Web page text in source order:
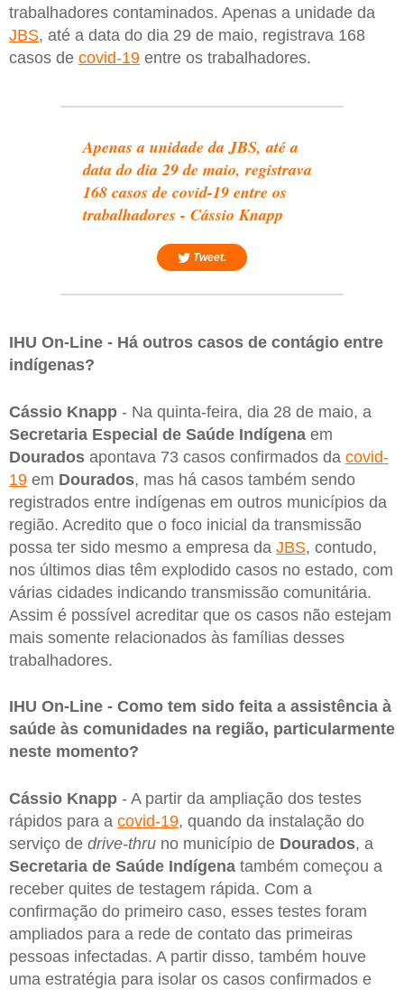
trabalhadores contaminados. Apenas a unidade da
JBS, até a data do dia 29 de maio, registrava 168
casos de covid-19 entre os trabalhadores.
Apenas a unidade da JBS, até a
data do dia 29 de maio, registrava
168 casos de covid-19 entre os
trabalhadores - Cássio Knapp
Tweet.
IHU On-Line - Há outros casos de contágio entre
indígenas?
Cássio Knapp - Na quinta-feira, dia 28 de maio, a
Secretaria Especial de Saúde Indígena em
Dourados apontava 73 casos confirmados da covid-
19 em Dourados, mas há casos também sendo
registrados entre indígenas em outros municípios da
região. Acredito que o foco inicial da transmissão
possa ter sido mesmo a empresa da JBS, contudo,
nos últimos dias têm explodido casos no estado, com
várias cidades indicando transmissão comunitária.
Assim é possível acreditar que os casos não estejam
mais somente relacionados às famílias desses
trabalhadores.
IHU On-Line - Como tem sido feita a assistência à
saúde às comunidades na região, particularmente
neste momento?
Cássio Knapp - A partir da ampliação dos testes
rápidos para a covid-19, quando da instalação do
serviço de drive-thru no município de Dourados, a
Secretaria de Saúde Indígena também começou a
receber quites de testagem rápida. Com a
confirmação do primeiro caso, esses testes foram
ampliados para a rede de contato das primeiras
pessoas infectadas. A partir disso, também houve
uma estratégia para isolar os casos confirmados e